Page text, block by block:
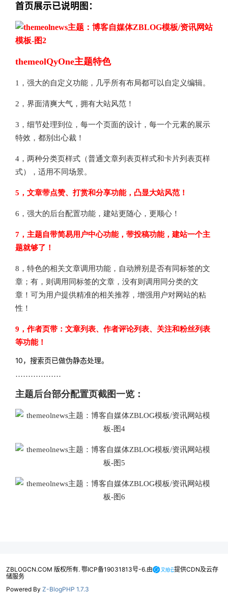
首页展示已说明图：
themeolQyOne主题特色
1，强大的自定义功能，几乎所有布局都可以自定义编辑。
2，界面清爽大气，拥有大站风范！
3，细节处理到位，每一个页面的设计，每一个元素的展示
特效，都别出心裁！
4，两种分类页样式（普通文章列表页样式和卡片列表页样
式），适用不同场景。
5，文章带点赞、打赏和分享功能，凸显大站风范！
6，强大的后台配置功能，建站更随心，更顺心！
7，主题自带简易用户中心功能，带投稿功能，建站一个主
题就够了！
8，特色的相关文章调用功能，自动辨别是否有同标签的文
章；有，则调用同标签的文章，没有则调用同分类的文
章！可为用户提供精准的相关推荐，增强用户对网站的粘
性！
9，作者页带：文章列表、作者评论列表、关注和粉丝列表
等功能！
10，搜索页已做伪静态处理。
··················
主题后台部分配置页截图一览：
ZBLOGCN.COM 版权所有. 鄂ICP备19031813号-6.由
提供CDN及云存
储服务
Powered By Z-BlogPHP 1.7.3